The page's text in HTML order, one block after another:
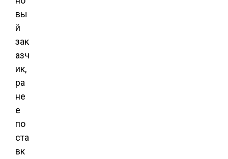
вы
й
зак
азч
ик,
ра
не
е
по
ста
вк